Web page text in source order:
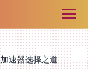
速器选择之道